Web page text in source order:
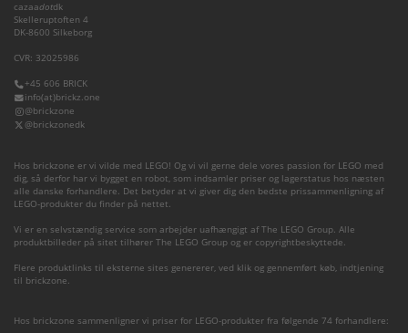
cazaadotdk
Skelleruptoften 4
DK-8600 Silkeborg
CVR: 32025986
+45 606 BRICK
info(at)brickz.one
@brickzone
@brickzonedk
Hos brickzone er vi vilde med LEGO! Og vi vil gerne dele vores passion for LEGO med
dig, så derfor har vi bygget en robot, som indsamler priser og lagerstatus hos næsten
alle danske forhandlere. Det betyder at vi giver dig den bedste prissammenligning af
LEGO-produkter du finder på nettet.
Vi er en selvstændig service som arbejder uafhængigt af The LEGO Group. Alle
produktbilleder på sitet tilhører The LEGO Group og er copyrightbeskyttede.
Flere produktlinks til eksterne sites genererer, ved klik og gennemført køb, indtjening
til brickzone.
Hos brickzone sammenligner vi priser for LEGO-produkter fra følgende 74 forhandlere: